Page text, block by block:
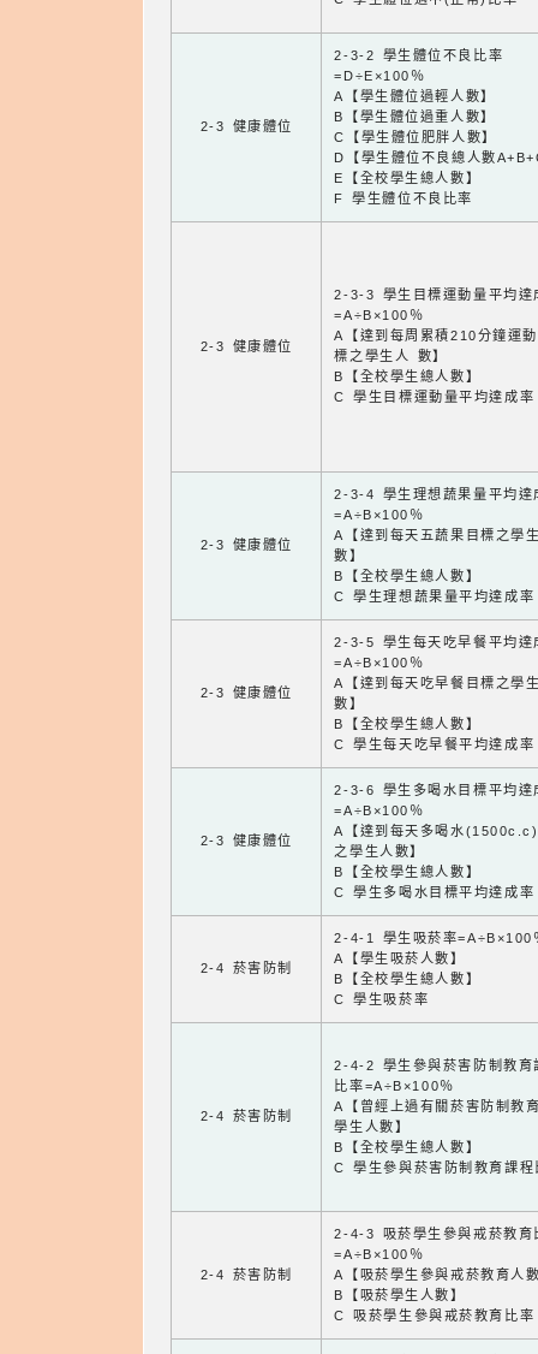
2-3 健康體位
2-3-2 學生體位不良比率
=D÷E×100％
A【學生體位過輕人數】
B【學生體位過重人數】
C【學生體位肥胖人數】
D【學生體位不良總人數
E【全校學生總人數】
F 學生體位不良比率
2-3 健康體位
2-3-3 學生目標運動量平均達
=A÷B×100％
A【達到每周累積210分鐘運
標之學生人 數】
B【全校學生總人數】
C 學生目標運動量平均達成率
2-3 健康體位
2-3-4 學生理想蔬果量平均達
=A÷B×100％
A【達到每天五蔬果目標之學
數】
B【全校學生總人數】
C 學生理想蔬果量平均達成率
2-3 健康體位
2-3-5 學生每天吃早餐平均達
=A÷B×100％
A【達到每天吃早餐目標之學
數】
B【全校學生總人數】
C 學生每天吃早餐平均達成率
2-3 健康體位
2-3-6 學生多喝水目標平均達
=A÷B×100％
A【達到每天多喝水
之學生人數】
B【全校學生總人數】
C 學生多喝水目標平均達成率
2-4 菸害防制
2-4-1 學生吸菸率=A÷B×100
A【學生吸菸人數】
B【全校學生總人數】
C 學生吸菸率
2-4 菸害防制
2-4-2 學生參與菸害防制教育
比率=A÷B×100％
A【曾經上過有關菸害防制教
學生人數】
B【全校學生總人數】
C 學生參與菸害防制教育課程
2-4 菸害防制
2-4-3 吸菸學生參與戒菸教育
=A÷B×100％
A【吸菸學生參與戒菸教育人
B【吸菸學生人數】
C 吸菸學生參與戒菸教育比率